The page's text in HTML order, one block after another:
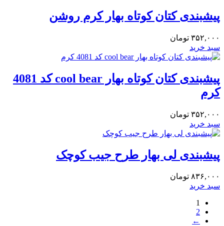
پیشبندی کتان کوتاه بهار کرم روشن
۳۵۲,۰۰۰ تومان
سبد خرید
پیشبندی کتان کوتاه بهار cool bear کد 4081
کرم
۳۵۲,۰۰۰ تومان
سبد خرید
پیشبندی لی بهار طرح جیب کوچک
۸۳۶,۰۰۰ تومان
سبد خرید
1
2
←